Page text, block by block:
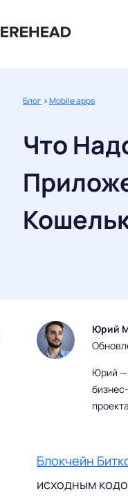
Блог >Mobile apps
Что
Юрий
Юрий —
Блокчейн
исходным